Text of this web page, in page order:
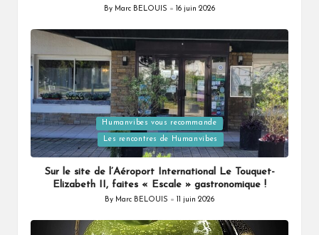
Posted
By Marc BELOUIS 16 juin 2026
Posted
in
Humanvibes vous recommande
Les rencontres de Humanvibes
Sur le site de l’Aéroport International Le Touquet-
Elizabeth II, faites « Escale » gastronomique !
Posted
By Marc BELOUIS 11 juin 2026